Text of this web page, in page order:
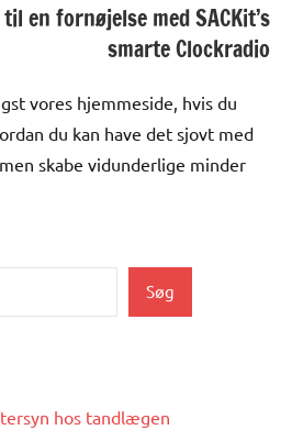
en fornøjelse med SACKit’s
smarte Clockradio
vores hjemmeside, hvis du
du kan have det sjovt med
skabe vidunderlige minder
Søg
hos tandlægen